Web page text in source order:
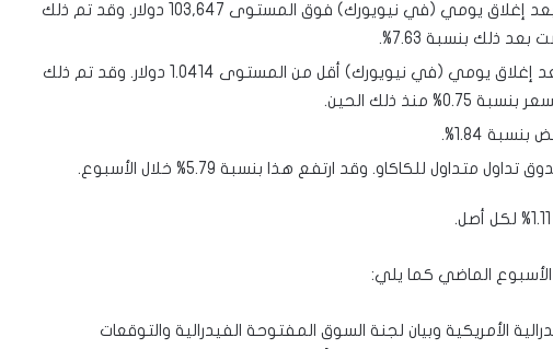
شراء البيتكوين بالدولار الأمريكي بعد إغلاق يومي (في نيويورك) فوق المستوى 103,647 دولار. وقد تم ذلك
ذلك بنسبة 7.63%.
بيع زوج اليورو/الدولار الأمريكي بعد إغلاق يومي (في نيويورك) أقل من المستوى 1.0414 دولار. وقد تم ذلك
منذ ذلك الحين.
متداول للكاكاو. وقد ارتفع هذا بنسبة 5.79% خلال الأسبوع.
الأسبوع الماضي كما يلي:
الأمريكية وبيان لجنة السوق المفتوحة الفيدرالية والتوقعات